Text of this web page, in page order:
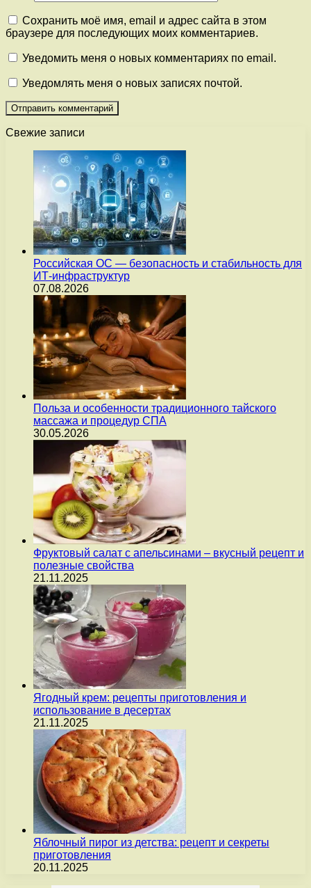
Сохранить моё имя, email и адрес сайта в этом
браузере для последующих моих комментариев.
Уведомить меня о новых комментариях по email.
Уведомлять меня о новых записях почтой.
Свежие записи
Российская ОС — безопасность и стабильность для
ИТ-инфраструктур
07.08.2026
Польза и особенности традиционного тайского
массажа и процедур СПА
30.05.2026
Фруктовый салат с апельсинами – вкусный рецепт и
полезные свойства
21.11.2025
Ягодный крем: рецепты приготовления и
использование в десертах
21.11.2025
Яблочный пирог из детства: рецепт и секреты
приготовления
20.11.2025